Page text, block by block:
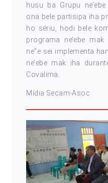
husu ba Grupu
ona bele partisipa iha
ho sériu, hodi bele
programa ne’ebe
ne”e sei implementa
ne’ebe mak iha
Covalima.
Mídia Secam-Asoc